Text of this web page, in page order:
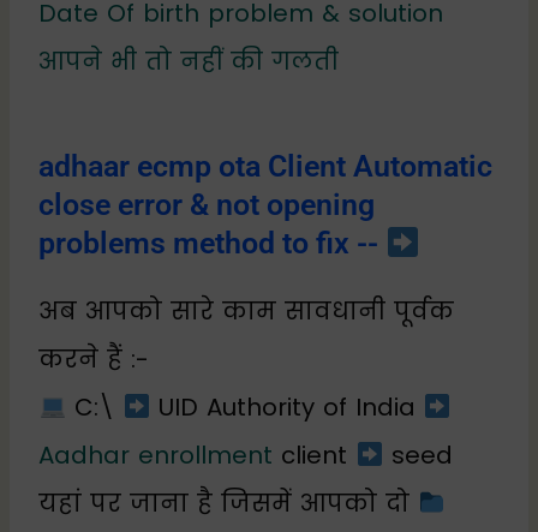
Date Of birth problem & solution
आपने भी तो नहीं की गलती
adhaar ecmp ota Client Automatic
close error & not opening
problems method to fix --
अब आपको सारे काम सावधानी पूर्वक
करने हैं :-
C:\
UID Authority of India
Aadhar enrollment client
seed
यहां पर जाना है जिसमें आपको दो